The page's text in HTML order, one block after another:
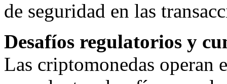
de seguridad en las
Desafíos regulatorios y
Las criptomonedas operan